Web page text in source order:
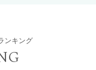
ンキング